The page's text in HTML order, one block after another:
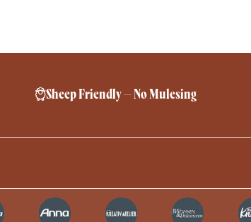
Sheep Friendly – No Mulesing